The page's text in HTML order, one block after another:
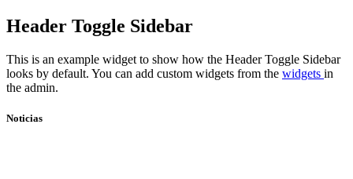
Skip
to
Header Toggle Sidebar
This is an example widget to show how the Header Toggle Sidebar
looks by default. You can add custom widgets from the widgets in
the admin.
Noticias